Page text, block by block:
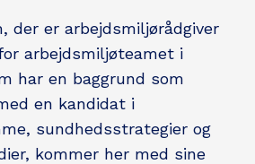
der er arbejdsmiljørådgiver
arbejdsmiljøteamet i
har en baggrund som
en kandidat i
sundhedsstrategier og
kommer her med sine